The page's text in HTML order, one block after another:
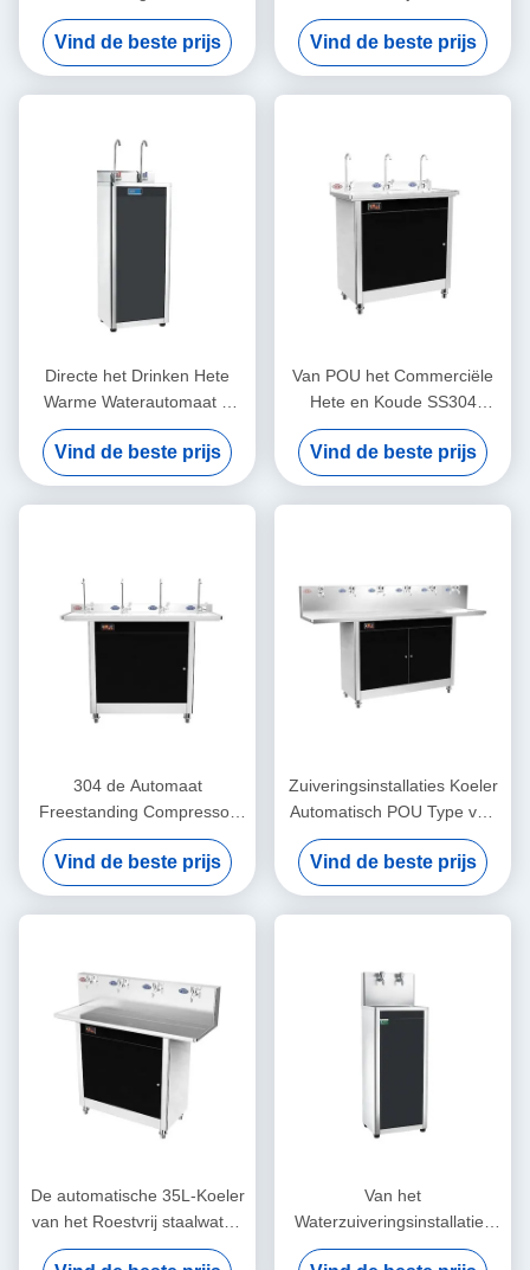
400 GPD de Witte Kleur van
het Omgekeerde
Osmosesysteem
Vind de beste prijs
water voor het
Schoolziekenhuis
Vind de beste prijs
Directe het Drinken Hete
Warme Waterautomaat 5
Gallon voor Commerciële
Openbare ruimte
Vind de beste prijs
Van POU het Commerciële
Hete en Koude SS304
Materiaal van het
Waterzuiveringsinstallaties
voor Campus
Vind de beste prijs
304 de Automaat
Freestanding Compressor
van het roestvrij staalpou het
Hete Koude Water Koelen
Vind de beste prijs
Zuiveringsinstallaties Koeler
Automatisch POU Type van
het roestvrij staal
Commercieel Water
Vind de beste prijs
De automatische 35L-Koeler
van het Roestvrij staalwater,
Pou-Waterautomaat met 4
Van het
Waterzuiveringsinstallaties
van de voedselrang de